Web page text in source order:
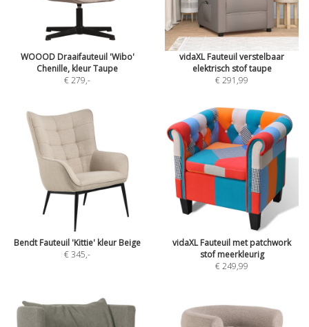
WOOOD Draaifauteuil 'Wibo'
Chenille, kleur Taupe
€ 279,-
vidaXL Fauteuil verstelbaar
elektrisch stof taupe
€ 291,99
Bendt Fauteuil 'Kittie' kleur Beige
€ 345,-
vidaXL Fauteuil met patchwork
stof meerkleurig
€ 249,99